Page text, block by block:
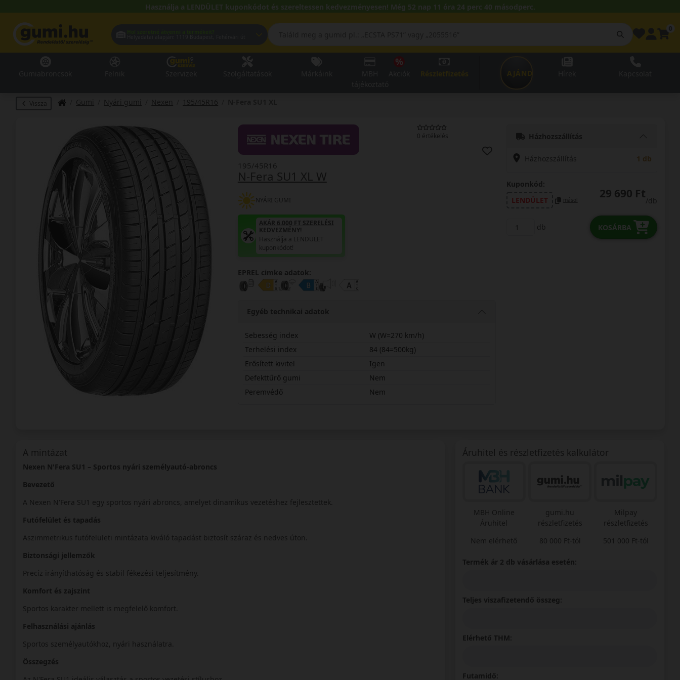
Használja a LENDÜLET kuponkódot és szereltessen kedvezményesen! Még 52 nap 11 óra 24 perc 39 másodperc.
AJÁNDÉKUTALVÁNY
Vissza Gumi Nyári gumi Nexen 195/45R16
0 értékelés
N-Fera SU1 XL W
195/45R16
NYÁRI GUMI
AKÁR 6.000 FT SZERELÉSI
KEDVEZMÉNY!
Használja a LENDÜLET
kuponkódot!
EPREL cimke adatok:
Egyéb technikai adatok
Sebesség index
W (W=270 km/h)
Terhelési index
84 (84=500kg)
Erősített kivitel
Igen
Defekttűrő gumi
Nem
Peremvédő
Nem
Házhozszállítás
Házhozszállítás 1 db
Kuponkód:
LENDÜLET
másol 29 690 Ft
/db
db KOSÁRBA
A mintázat
Nexen N'Fera SU1 – Sportos nyári személyautó-abroncs
Bevezető
A Nexen N'Fera SU1 egy sportos nyári abroncs, amelyet dinamikus vezetéshez fejlesztettek.
Futófelület és tapadás
Aszimmetrikus futófelületi mintázata kiváló tapadást biztosít száraz és nedves úton.
Biztonsági jellemzők
Precíz irányíthatóság és stabil fékezési teljesítmény.
Komfort és zajszint
Sportos karakter mellett is megfelelő komfort.
Felhasználási ajánlás
Sportos személyautókhoz, nyári használatra.
Összegzés
Áruhitel és részletfizetés kalkulátor
MBH Online
Áruhitel
Nem elérhető
gumi.hu
részletfizetés
80 000 Ft-tól
Milpay
részletfizetés
501 000 Ft-tól
Termék ár 2 db vásárlása esetén:
Teljes viszafizetendő összeg:
Elérhető THM:
Futamidő: